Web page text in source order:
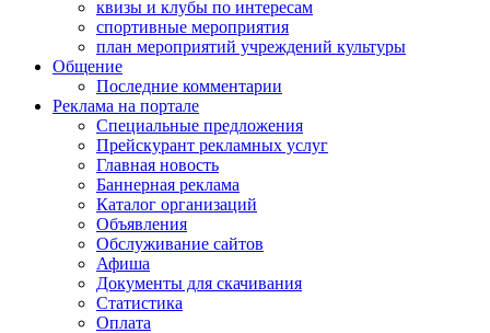
квизы и клубы по интересам
спортивные мероприятия
план мероприятий учреждений культуры
Общение
Последние комментарии
Реклама на портале
Специальные предложения
Прейскурант рекламных услуг
Главная новость
Баннерная реклама
Каталог организаций
Объявления
Обслуживание сайтов
Афиша
Документы для скачивания
Статистика
Оплата